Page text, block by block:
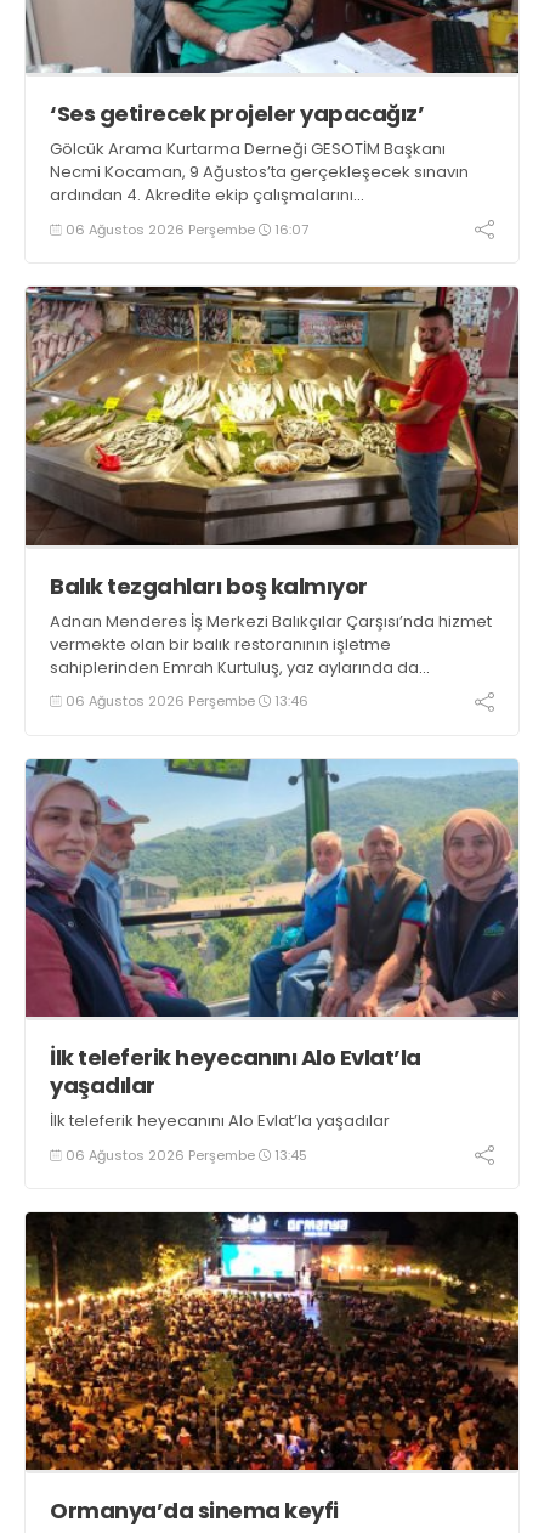
‘Ses getirecek projeler yapacağız’
Gölcük Arama Kurtarma Derneği GESOTİM Başkanı
Necmi Kocaman, 9 Ağustos’ta gerçekleşecek sınavın
ardından 4. Akredite ekip çalışmalarını
tamamlayacaklarını ifade ederek açıklamalarda
bulundu. Kocaman, “Gölcük’te ve Kocaeli genelinde ses
06 Ağustos 2026 Perşembe 16:07
Balık tezgahları boş kalmıyor
Adnan Menderes İş Merkezi Balıkçılar Çarşısı’nda hizmet
vermekte olan bir balık restoranının işletme
sahiplerinden Emrah Kurtuluş, yaz aylarında da
tezgahlarda taze balık bulunduğunu ifade ederek “Yıl
boyunca tezgahlarda taze balık bulmak mümkün
06 Ağustos 2026 Perşembe 13:46
İlk teleferik heyecanını Alo Evlat’la
yaşadılar
İlk teleferik heyecanını Alo Evlat’la yaşadılar
06 Ağustos 2026 Perşembe 13:45
Ormanya’da sinema keyfi